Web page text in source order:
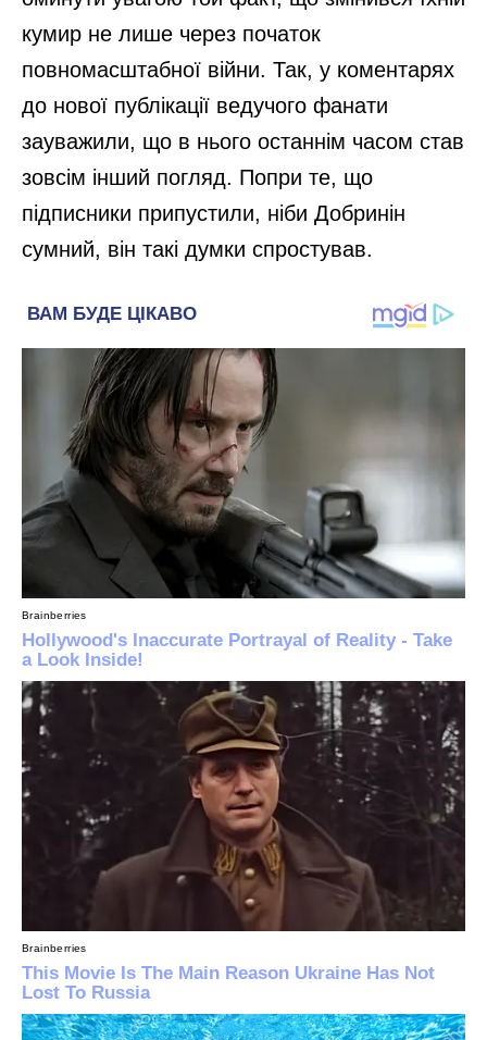
кумир не лише через початок
повномасштабної війни. Так, у коментарях
до нової публікації ведучого фанати
зауважили, що в нього останнім часом став
зовсім інший погляд. Попри те, що
підписники припустили, ніби Добринін
сумний, він такі думки спростував.